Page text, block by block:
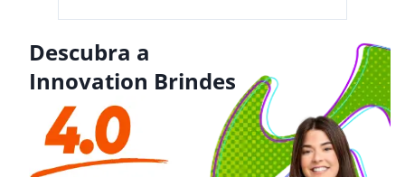
Descubra a
Innovation Brindes